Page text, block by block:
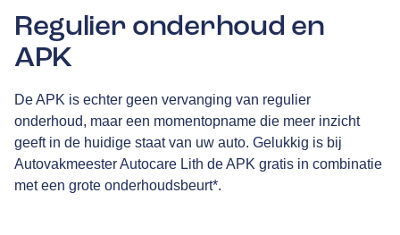
Regulier onderhoud en
APK
De APK is echter geen vervanging van regulier
onderhoud, maar een momentopname die meer inzicht
geeft in de huidige staat van uw auto. Gelukkig is bij
Autovakmeester Autocare Lith de APK gratis in combinatie
met een grote onderhoudsbeurt*.